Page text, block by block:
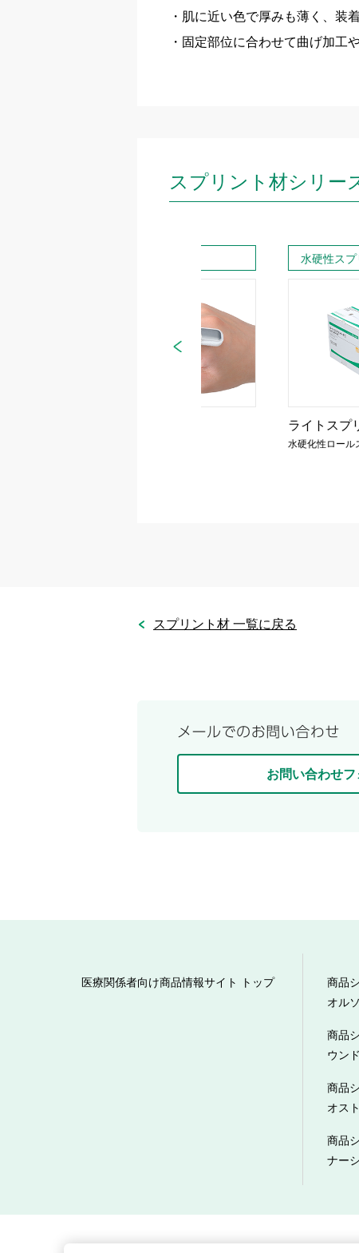
肌に近い色で厚みも薄く、装
固定部位に合わせて曲げ加工
スプリント材シリー
水硬性スプリント
ライトスプリント・ＦＣ
水硬化性ロールスプリント
スプリント材 一覧に戻る
お問い合わせ
医療関係者向け商品情報サイト トップ
商品
オル
商品
ウン
商品
オス
商品
ナー